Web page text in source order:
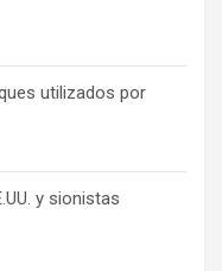
utilizados por
y sionistas